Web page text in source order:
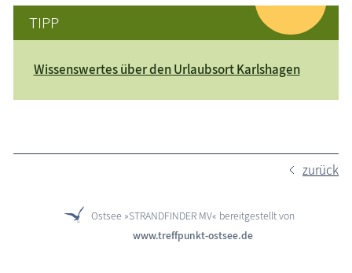
TIPP
Wissenswertes über den Urlaubsort Karlshagen
zurück
Ostsee »STRANDFINDER MV« bereitgestellt von
www.treffpunkt-ostsee.de